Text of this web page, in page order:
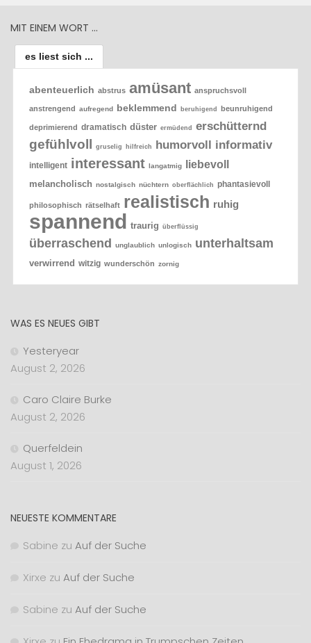
MIT EINEM WORT …
es liest sich ...
abenteuerlich abstrus amüsant anspruchsvoll
anstrengend aufregend beklemmend beruhigend beunruhigend
deprimierend dramatisch düster ermüdend erschütternd
gefühlvoll gruselig hilfreich humorvoll informativ
intelligent interessant langatmig liebevoll
melancholisch nostalgisch nüchtern oberflächlich phantasievoll
philosophisch rätselhaft realistisch ruhig
spannend traurig überflüssig
überraschend unglaublich unlogisch unterhaltsam
verwirrend witzig wunderschön zornig
WAS ES NEUES GIBT
Yesteryear
August 2, 2026
Caro Claire Burke
August 2, 2026
Querfeldein
August 1, 2026
NEUESTE KOMMENTARE
Sabine zu Auf der Suche
Xirxe zu Auf der Suche
Sabine zu Auf der Suche